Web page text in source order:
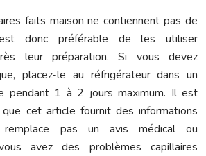
faits maison ne contiennent pas de
donc préférable de les utiliser
leur préparation. Si vous devez
placez-le au réfrigérateur dans un
pendant 1 à 2 jours maximum. Il est
cet article fournit des informations
pas un avis médical ou
avez des problèmes capillaires